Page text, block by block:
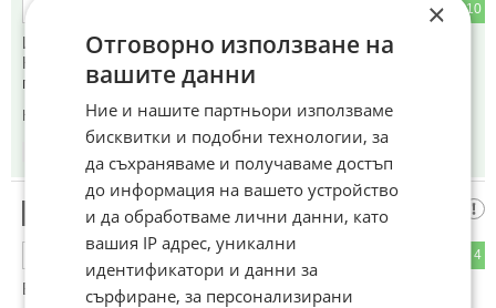
10
4
Имам въпрос към евро3, 14 дерите.
Как такава"велика " военная държава като САЩ допуска
попадания по базите си? Няма ли ПВО?
Коментиран от#8,#10, #16
Име
4
В правото си Е!
×
Отговорно използване на
вашите данни
Ние и нашите партньори използваме
бисквитки и подобни технологии, за
да съхраняваме и получаваме достъп
до информация на вашето устройство
и да обработваме лични данни, като
вашия IP адрес, уникални
идентификатори и данни за
сърфиране, за персонализирани